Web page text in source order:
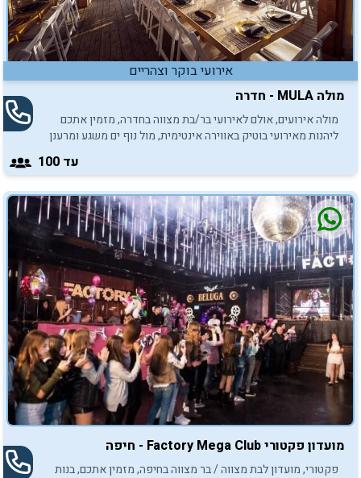
אירועי בוקר וצהריים
מולה MULA - חדרה
מולה אירועים, אולם לאירועי בר/בת מצווה בחדרה, מזמין אתכם
ליהנות מאירועי בוטיק באווירה אינטימית, מול נוף ים משגע ומרענן
עד 100
מועדון פקטורי Factory Mega Club - חיפה
פקטורי, מועדון לבת מצווה / בר מצווה בחיפה, מזמין אתכם, בנות